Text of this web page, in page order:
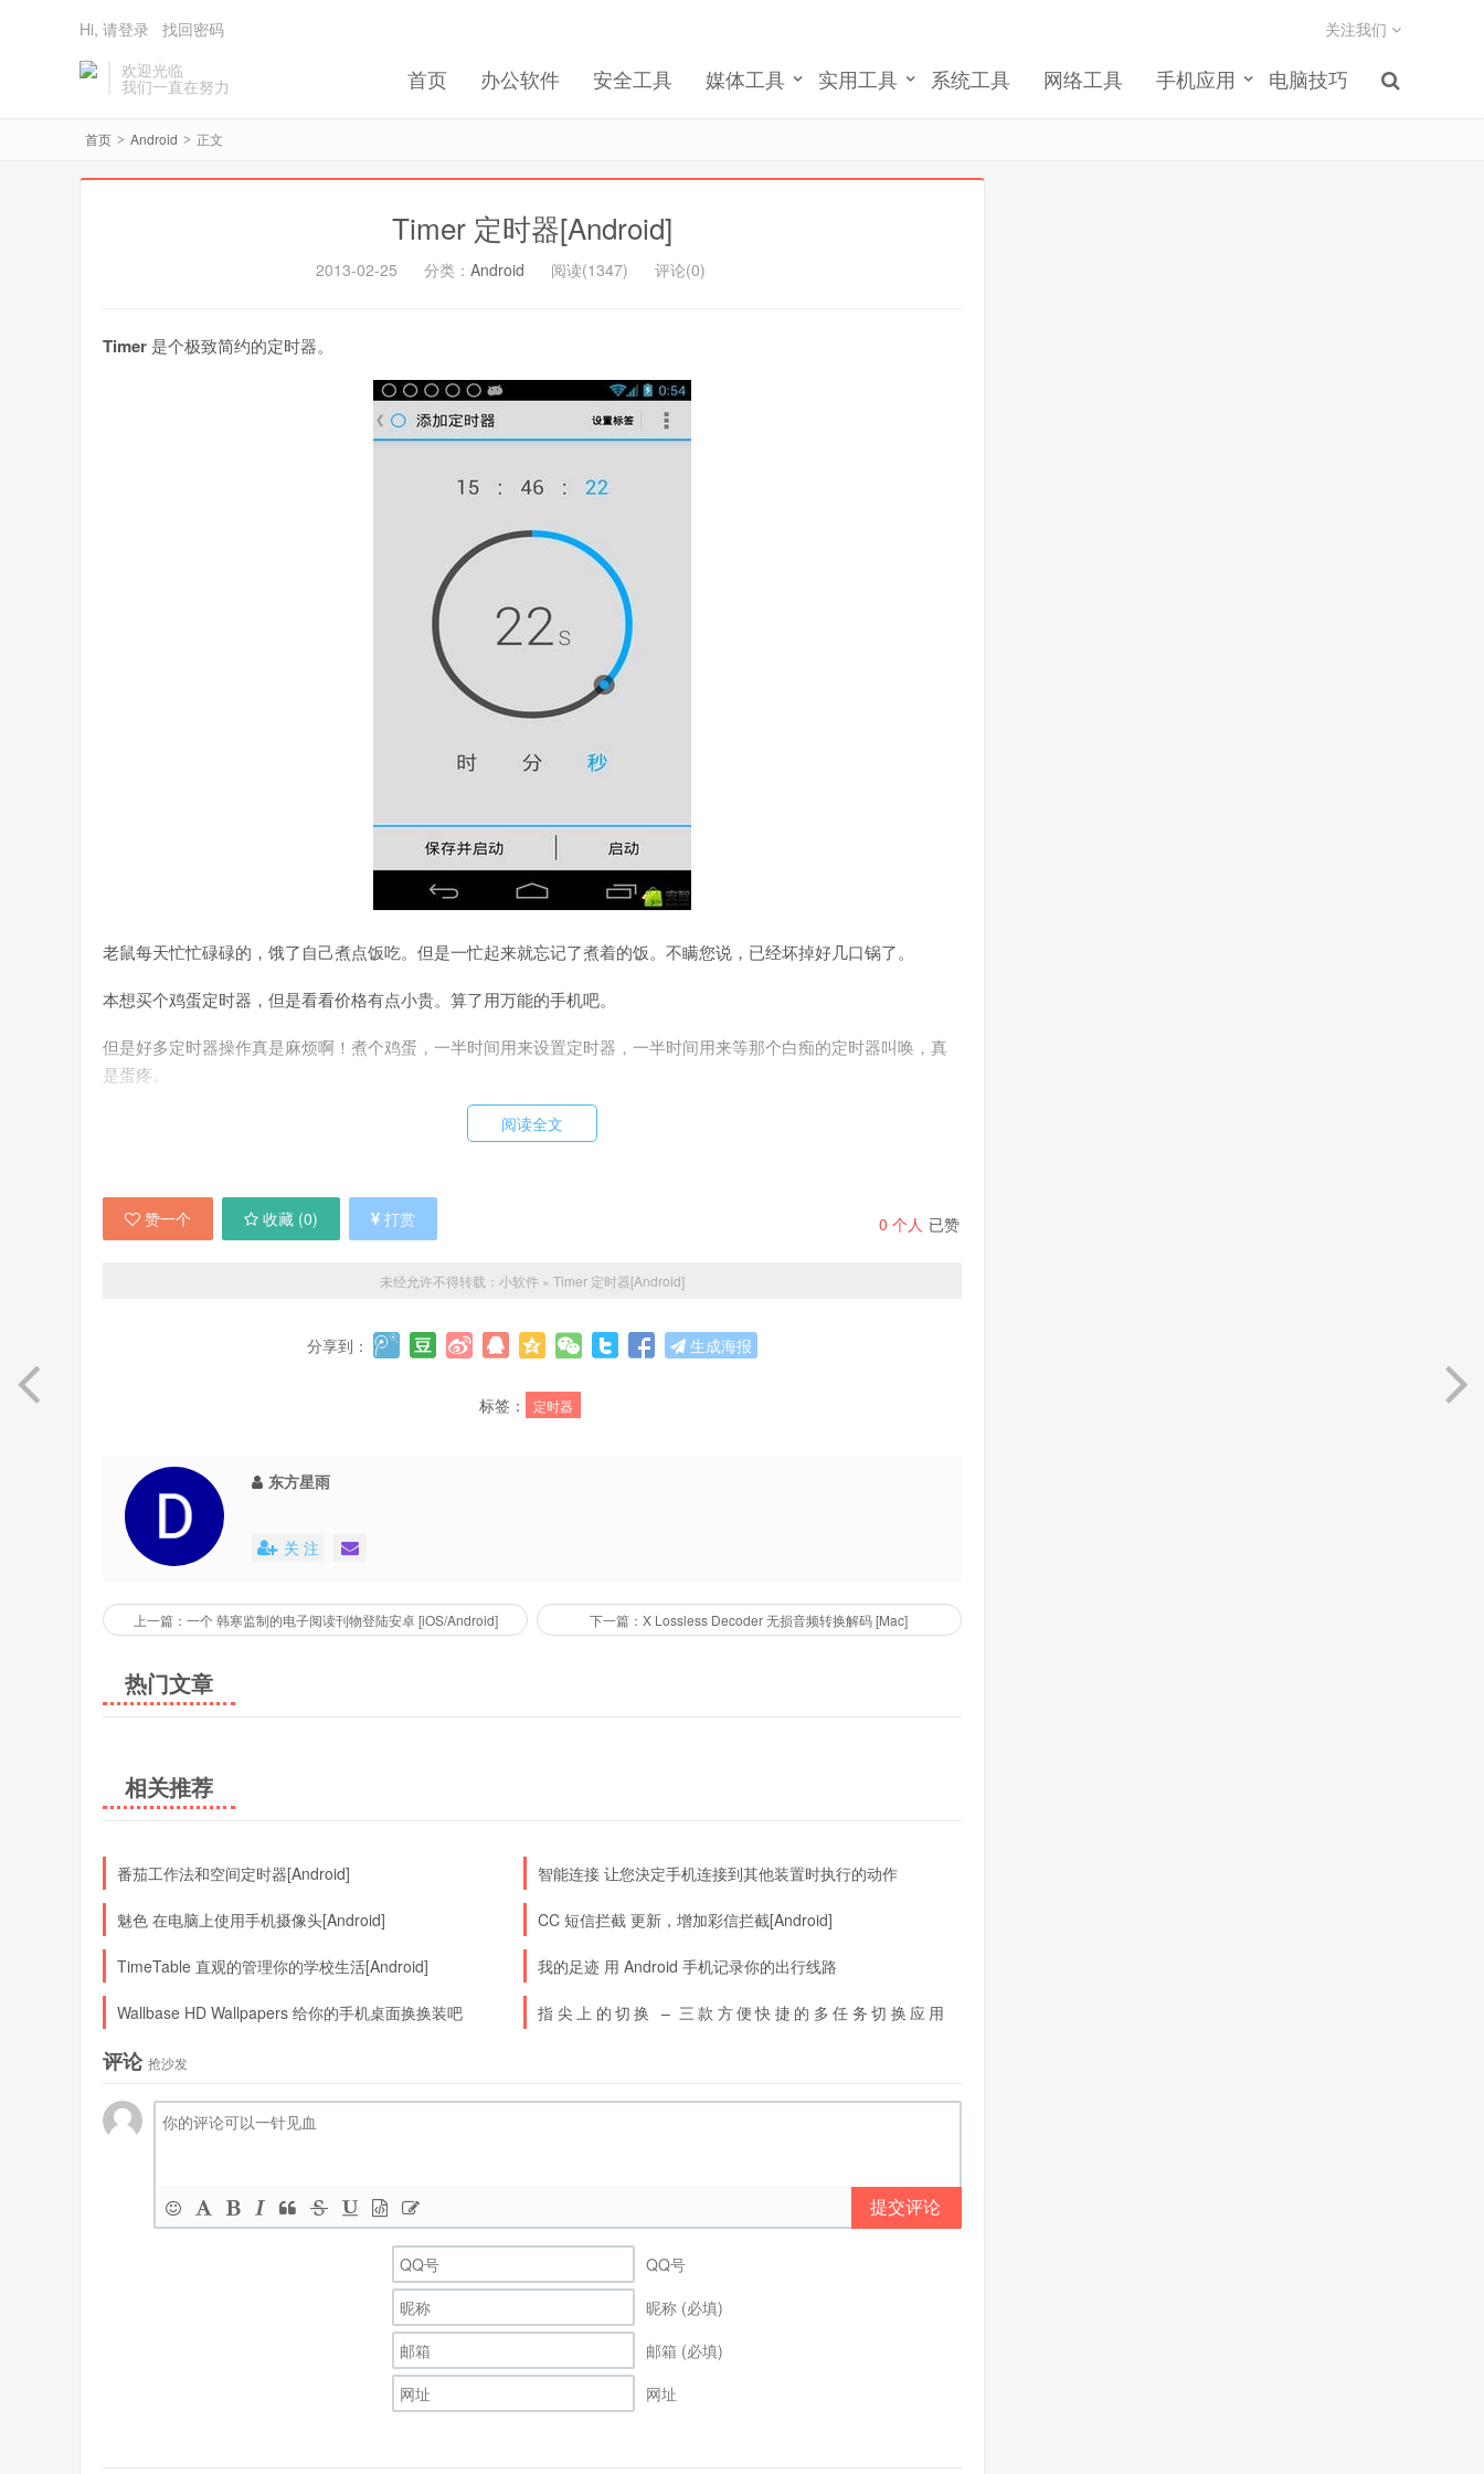
欢迎光临
我们一直在努力 首页 办公软件 安全工具 媒体工具 实用工具 系统工具 网络工具 手机应用 电脑技巧
关注我们
Hi, 请登录 找回密码
首页 > Android > 正文
Timer 定时器[Android]
2013-02-25 分类： Android 阅读(1347) 评论(0)
Timer 是个极致简约的定时器。
老鼠每天忙忙碌碌的，饿了自己煮点饭吃。但是一忙起来就忘记了煮着的饭。不瞒您说，已经坏掉好几口锅了。
本想买个鸡蛋定时器，但是看看价格有点小贵。算了用万能的手机吧。
但是好多定时器操作真是麻烦啊！煮个鸡蛋，一半时间用来设置定时器，一半时间用来等那个白痴的定时器叫唤，真
是蛋疼。
有些操作体验上让老鼠觉得满意的，体积又太大，十几兆的定时器啊，现在好多人的手机 ROM 空间并不富裕好不
找来找去找到了这个，名字应该是Timer。但是我在菜市场没找到他。
内好多市场都有收录，只不过名字各式各样罢了。
一兆多的体积，随手拨动的定时设置，可以保存设置。基本可以满足日常需求。界面简洁清爽，无广告。
阅读全文
0 个人 已赞
赞一个 收藏 (0) 打赏
未经允许不得转载： 小软件 » Timer 定时器[Android]
分享到： 生成海报
标签： 定时器
东方星雨
关 注
上一篇：一个 韩寒监制的电子阅读刊物登陆安卓 [iOS/Android] 下一篇：X Lossless Decoder 无损音频转换解码 [Mac]
热门文章
相关推荐
番茄工作法和空间定时器[Android] 智能连接 让您決定手机连接到其他装置时执行的动作
魅色 在电脑上使用手机摄像头[Android] CC 短信拦截 更新，增加彩信拦截[Android]
TimeTable 直观的管理你的学校生活[Android] 我的足迹 用 Android 手机记录你的出行线路
Wallbase HD Wallpapers 给你的手机桌面换换装吧
指尖上的切换 – 三款方便快捷的多任务切换应用
评论 抢沙发
提交评论
QQ号
昵称 (必填)
邮箱 (必填)
网址